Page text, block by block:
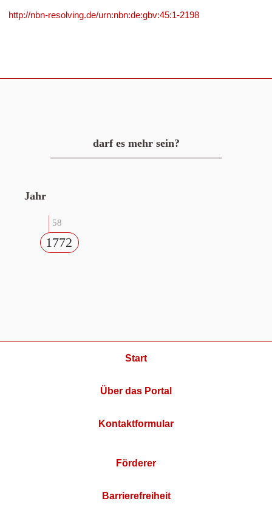
http://nbn-resolving.de/urn:nbn:de:gbv:45:1-2198
darf es mehr sein?
Jahr
58
1772
Start
Über das Portal
Kontaktformular
Förderer
Barrierefreiheit